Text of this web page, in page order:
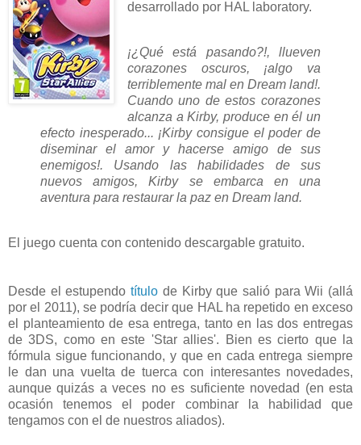
desarrollado por HAL laboratory.
¡¿Qué está pasando?!, llueven
corazones oscuros, ¡algo va
terriblemente mal en Dream land!.
Cuando uno de estos corazones
alcanza a Kirby, produce en él un
efecto inesperado... ¡Kirby consigue el poder de
diseminar el amor y hacerse amigo de sus
enemigos!. Usando las habilidades de sus
nuevos amigos, Kirby se embarca en una
aventura para restaurar la paz en Dream land.
El juego cuenta con contenido descargable gratuito.
Desde el estupendotítulo de Kirby que salió para Wii (allá
por el 2011), se podría decir que HAL ha repetido en exceso
el planteamiento de esa entrega, tanto en las dos entregas
de 3DS, como en este 'Star allies'. Bien es cierto que la
fórmula sigue funcionando, y que en cada entrega siempre
le dan una vuelta de tuerca con interesantes novedades,
aunque quizás a veces no es suficiente novedad (en esta
ocasión tenemos el poder combinar la habilidad que
tengamos con el de nuestros aliados).